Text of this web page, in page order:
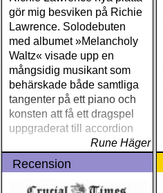
SUPERGRUPP: monsters
of folk : monsters of folk
(rough trade) ÅRETS T-
BONE BURNETT:
moonalice : moonalice (a
minor label) ÅRETS
STÖRSTA, VÄRSTA,
TYNGSTA & DYRASTE:
neil young : archives
(reprise) ÅRETS GRAM &
EMMYLOU: sugarcane
jane : sugarcane jane
(admiral bean) ÅRETS FAB
gör mig besviken på Richie
Lawrence. Solodebuten
med albumet »Melancholy
Waltz« visade upp en
mångsidig musikant som
behärskade både samtliga
tangenter på ett piano och
konsten att få ett dragspel
uppgraderat till accordion
Rune Häger
Recension